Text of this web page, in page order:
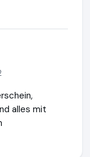
alles mit